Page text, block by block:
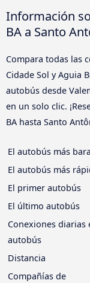
Información
BA a Santo
Compara todas las
Cidade Sol y Aguia
autobús desde
en un solo clic.
BA hasta Santo
El autobús más
El autobús más
El primer autobús
El último autobús
Conexiones diarias
autobús
Distancia
Compañías de